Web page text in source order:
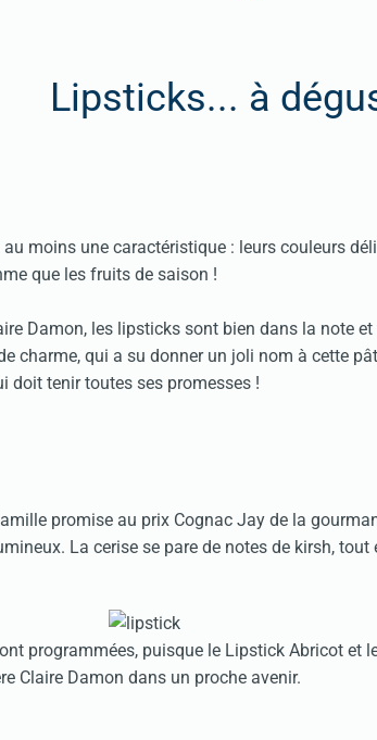
Lipsticks... à
moins une caractéristique : leurs couleurs
que les fruits de saison !
Damon, les lipsticks sont bien dans la note
charme, qui a su donner un joli nom à cette
doit tenir toutes ses promesses !
promise au prix Cognac Jay de la
La cerise se pare de notes de kirsh,
programmées, puisque le Lipstick Abricot et
Claire Damon dans un proche avenir.